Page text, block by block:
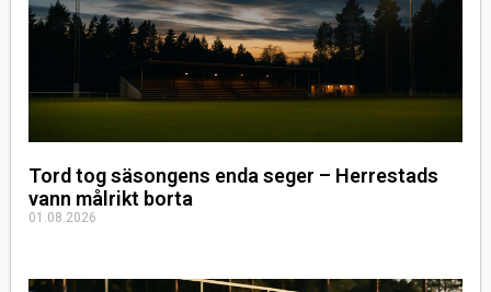
Tord tog säsongens enda seger – Herrestads
vann målrikt borta
01.08.2026